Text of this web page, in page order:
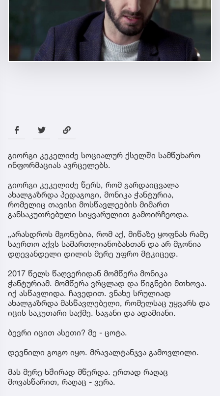
გიორგი კეკელიძე სოციალურ ქსელში სამწუხარო
ინფორმაციას ავრცელებს.
გიორგი კეკელიძე წერს, რომ გარდაიცვალა
ახალგაზრდა პედაგოგი, მონიკა ჭანტურია,
რომელიც თავისი მოსწავლეების მიმართ
განსაკუთრებული სიყვარულით გამოირჩეოდა.
„არასდროს მგონებია, რომ აქ, მიწაზე ყოფნას რამე
საერთო აქვს სამართლიანობასთან და არ მგონია
დღევანდელი დილის მერე უფრო მტკიცედ.
2017 წელს წაღვერიდან მომწერა მონიკა
ჭანტურიამ. მომწერა ვრცლად და წიგნები მთხოვა.
იქ ასწავლიდა. ჩავედით. ვნახე სრულიად
ახალგაზრდა მასწავლებელი, რომელსაც უყვარს და
იცის საკუთარი საქმე. საგანი და ადამიანი.
ბევრი იცით ასეთი? მე - ცოტა.
დევნილი გოგო იყო. მრავალტანჯვა გამოვლილი.
მას მერე ხშირად მწერდა. ერთად რაღაც
მოვასწარით, რაღაც - ვერა.